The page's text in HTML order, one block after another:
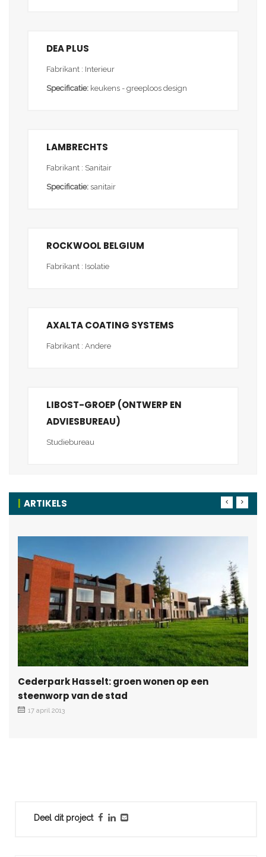
Deel dit project
DEA PLUS
Fabrikant : Interieur
Specificatie: keukens - greeploos design
LAMBRECHTS
Fabrikant : Sanitair
Specificatie: sanitair
ROCKWOOL BELGIUM
Fabrikant : Isolatie
AXALTA COATING SYSTEMS
Fabrikant : Andere
LIBOST-GROEP (ONTWERP EN
ADVIESBUREAU)
Studiebureau
ARTIKELS
Cederpark Hasselt: groen wonen op een
steenworp van de stad
17 april 2013